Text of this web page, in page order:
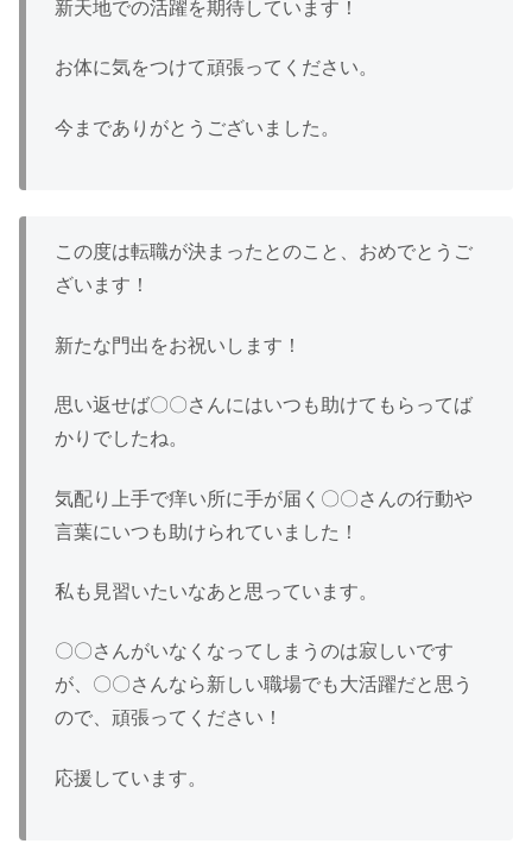
新天地での活躍を期待しています！
お体に気をつけて頑張ってください。
今までありがとうございました。
この度は転職が決まったとのこと、おめでとうご
ざいます！
新たな門出をお祝いします！
思い返せば〇〇さんにはいつも助けてもらってば
かりでしたね。
気配り上手で痒い所に手が届く〇〇さんの行動や
言葉にいつも助けられていました！
私も見習いたいなあと思っています。
〇〇さんがいなくなってしまうのは寂しいです
が、〇〇さんなら新しい職場でも大活躍だと思う
ので、頑張ってください！
応援しています。